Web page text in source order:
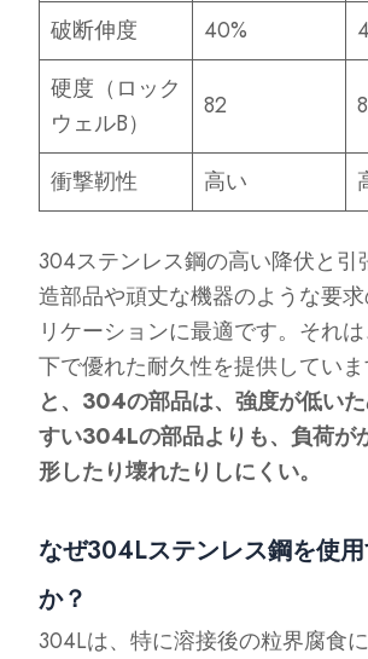
破断伸度
40%
硬度（ロック
ウェルB）
82
衝撃靭性 高い
304ステンレス鋼の高い降伏と引
造部品や頑丈な機器のような要
リケーションに最適です。それ
下で優れた耐久性を提供していま
と、304の部品は、強度が低い
すい304Lの部品よりも、負荷が
形したり壊れたりしにくい。
なぜ304Lステンレス鋼を使
か？
304Lは、特に溶接後の粒界腐食